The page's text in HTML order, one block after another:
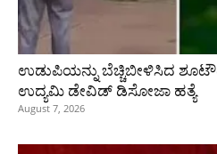
ಉಡುಪಿಯನ್ನು ಬೆಚ್ಚಿಬೀಳಿಸಿದ
ಉದ್ಯಮಿ ಡೇವಿಡ್ ಡಿಸೋಜಾ ಹತ್ಯೆ
August 7, 2026